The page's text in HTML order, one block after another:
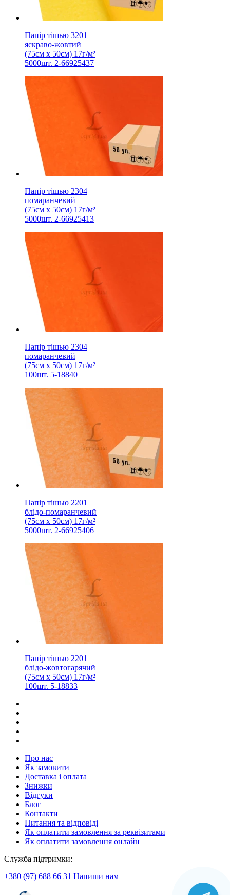
Папір тішью 3201
яскраво-жовтий
(75см х 50см) 17г/м²
5000шт. 2-66925437
Папір тішью 2304
помаранчевий
(75см х 50см) 17г/м²
5000шт. 2-66925413
Папір тішью 2304
помаранчевий
(75см х 50см) 17г/м²
100шт. 5-18840
Папір тішью 2201
блідо-помаранчевий
(75см х 50см) 17г/м²
5000шт. 2-66925406
Папір тішью 2201
блідо-жовтогарячий
(75см х 50см) 17г/м²
100шт. 5-18833
Про нас
Як замовити
Доставка і оплата
Знижки
Відгуки
Блог
Контакти
Питання та відповіді
Як оплатити замовлення за реквізитами
Як оплатити замовлення онлайн
Служба підтримки:
+380 (97) 688 66 31 Напиши нам